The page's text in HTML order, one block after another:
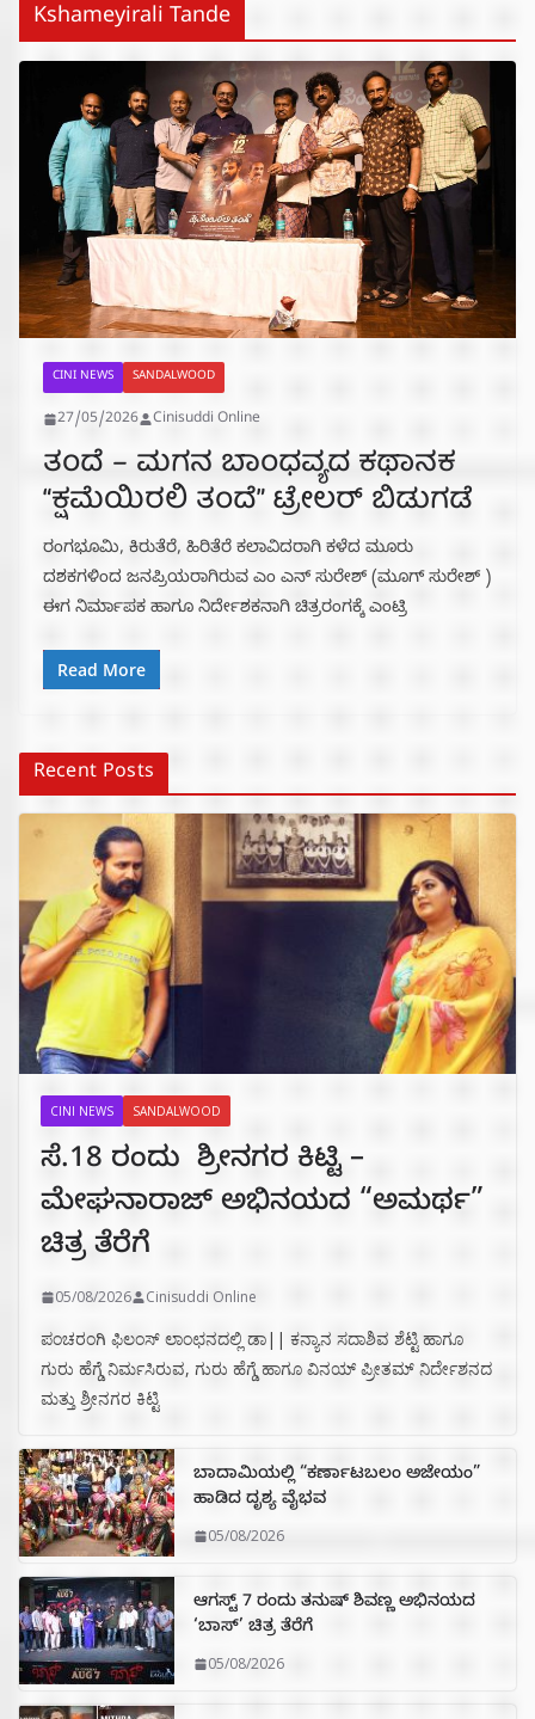
Kshameyirali Tande
CINI NEWS SANDALWOOD
27/05/2026 Cinisuddi Online
ತಂದೆ – ಮಗನ ಬಾಂಧವ್ಯದ ಕಥಾನಕ
“ಕ್ಷಮೆಯಿರಲಿ ತಂದೆ” ಟ್ರೇಲರ್ ಬಿಡುಗಡೆ
ರಂಗಭೂಮಿ, ಕಿರುತೆರೆ, ಹಿರಿತೆರೆ ಕಲಾವಿದರಾಗಿ ಕಳೆದ ಮೂರು
ದಶಕಗಳಿಂದ ಜನಪ್ರಿಯರಾಗಿರುವ ಎಂ ಎನ್ ಸುರೇಶ್ (ಮೂಗ್ ಸುರೇಶ್ )
ಈಗ ನಿರ್ಮಾಪಕ ಹಾಗೂ ನಿರ್ದೇಶಕನಾಗಿ ಚಿತ್ರರಂಗಕ್ಕೆ ಎಂಟ್ರಿ
Read More
Recent Posts
CINI NEWS SANDALWOOD
ಸೆ.18 ರಂದು ಶ್ರೀನಗರ ಕಿಟ್ಟಿ –
ಮೇಘನಾರಾಜ್ ಅಭಿನಯದ “ಅಮರ್ಥ”
ಚಿತ್ರ ತೆರೆಗೆ
05/08/2026 Cinisuddi Online
ಪಂಚರಂಗಿ ಫಿಲಂಸ್ ಲಾಂಛನದಲ್ಲಿ ಡಾ|| ಕನ್ಯಾನ ಸದಾಶಿವ ಶೆಟ್ಟಿ ಹಾಗೂ
ಗುರು ಹೆಗ್ಡೆ ನಿರ್ಮಸಿರುವ, ಗುರು ಹೆಗ್ಡೆ ಹಾಗೂ ವಿನಯ್ ಪ್ರೀತಮ್ ನಿರ್ದೇಶನದ
ಮತ್ತು ಶ್ರೀನಗರ ಕಿಟ್ಟಿ
ಬಾದಾಮಿಯಲ್ಲಿ “ಕರ್ಣಾಟಬಲಂ ಅಜೇಯಂ”
ಹಾಡಿದ ದೃಶ್ಯ ವೈಭವ
05/08/2026
ಆಗಸ್ಟ್ 7 ರಂದು ತನುಷ್ ಶಿವಣ್ಣ ಅಭಿನಯದ
‘ಬಾಸ್’ ಚಿತ್ರ ತೆರೆಗೆ
05/08/2026